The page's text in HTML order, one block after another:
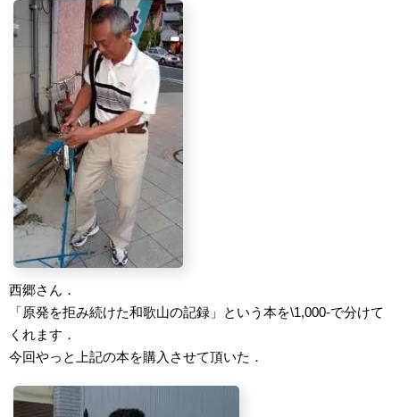
西郷さん．
「原発を拒み続けた和歌山の記録」という本を\1,000-で分けて
くれます．
今回やっと上記の本を購入させて頂いた．